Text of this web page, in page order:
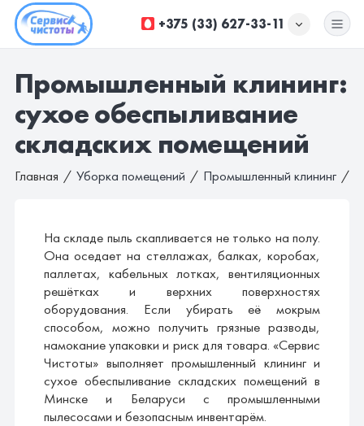
УБОРКА ОФИСОВ
УБОРКА ПОМЕЩЕНИЙ
ХИМЧИСТКА
ЦЕНЫ
+375 (33) 627-33-11
Промышленный клининг:
сухое обеспыливание
складских помещений
Главная Уборка помещений Промышленный клининг
На складе пыль скапливается не только на полу.
Она оседает на стеллажах, балках, коробах,
паллетах, кабельных лотках, вентиляционных
решётках и верхних поверхностях
оборудования. Если убирать её мокрым
способом, можно получить грязные разводы,
намокание упаковки и риск для товара. «Сервис
Чистоты» выполняет промышленный клининг и
сухое обеспыливание складских помещений в
Минске и Беларуси с промышленными
пылесосами и безопасным инвентарём.